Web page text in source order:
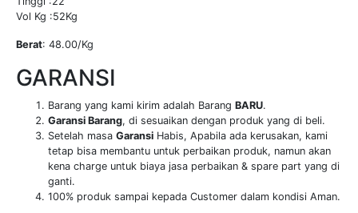
Vol Kg :52Kg
Berat: 48.00/Kg
GARANSI
Barang yang kami kirim adalah Barang BARU.
Garansi Barang, di sesuaikan dengan produk yang di beli.
Setelah masa Garansi Habis, Apabila ada kerusakan, kami
tetap bisa membantu untuk perbaikan produk, namun akan
kena charge untuk biaya jasa perbaikan & spare part yang di
ganti.
100% produk sampai kepada Customer dalam kondisi Aman.